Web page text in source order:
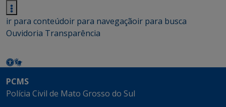
ir para conteúdoir para navegaçãoir para busca
Ouvidoria Transparência
PCMS
Polícia Civil de Mato Grosso do Sul